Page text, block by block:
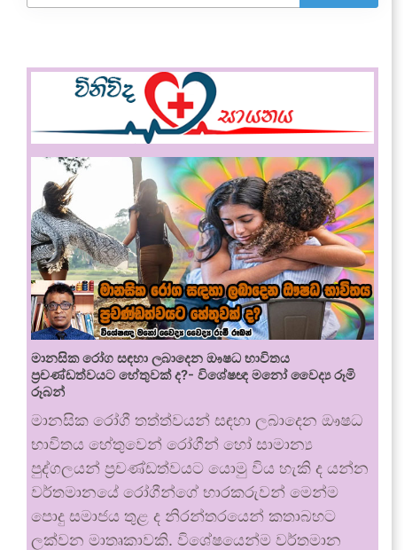
මානසික රෝග සඳහා ලබාදෙන ඖෂධ භාවිතය
ප්‍රචණ්ඩත්වයට හේතුවක් ද?- විශේෂඥ මනෝ වෛද්‍ය රූමි
රූබන්
මානසික රෝගී තත්ත්වයන් සඳහා ලබාදෙන ඖෂධ
භාවිතය හේතුවෙන් රෝගීන් හෝ සාමාන්‍ය
පුද්ගලයන් ප්‍රචණ්ඩත්වයට යොමු විය හැකි ද යන්න
වර්තමානයේ රෝගීන්ගේ භාරකරුවන් මෙන්ම
පොදු සමාජය තුළ ද නිරන්තරයෙන් කතාබහට
ලක්වන මාතෘකාවකි. විශේෂයෙන්ම වර්තමාන